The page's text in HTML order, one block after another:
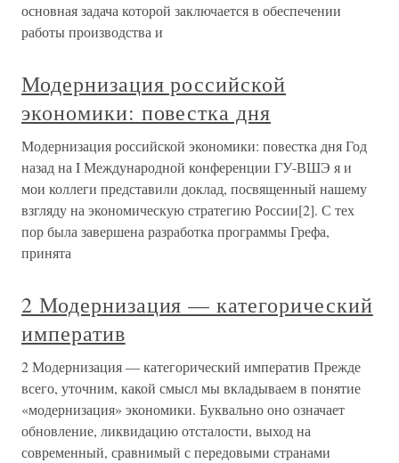
основная задача которой заключается в обеспечении
работы производства и
Модернизация российской
экономики: повестка дня
Модернизация российской экономики: повестка дня Год
назад на I Международной конференции ГУ-ВШЭ я и
мои коллеги представили доклад, посвященный нашему
взгляду на экономическую стратегию России[2]. С тех
пор была завершена разработка программы Грефа,
принята
2 Модернизация — категорический
императив
2 Модернизация — категорический императив Прежде
всего, уточним, какой смысл мы вкладываем в понятие
«модернизация» экономики. Буквально оно означает
обновление, ликвидацию отсталости, выход на
современный, сравнимый с передовыми странами